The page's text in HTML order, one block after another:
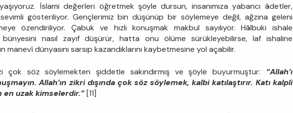
İslami değerleri öğretmek şöyle dursun, insanımıza yabancı âdetler,
gösteriliyor. Gençlerimiz bin düşünüp bir söylemeye değil, ağzına geleni
özendiriliyor. Çabuk ve hızlı konuşmak makbul sayılıyor. Hâlbuki ishale
bünyesini nasıl zayıf düşürür, hatta onu ölüme sürükleyebilirse, laf ishaline
manevî dünyasını sarsıp kazandıklarını kaybetmesine yol açabilir.
çok söz söylemekten şiddetle sakındırmış ve şöyle buyurmuştur: “Allah’ı
Allah’ın zikri dışında çok söz söylemek, kalbi katılaştırır. Katı kalpli
en uzak kimselerdir.”[11]